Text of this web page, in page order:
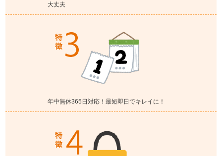
大丈夫
年中無休365日対応！最短即日でキレイに！